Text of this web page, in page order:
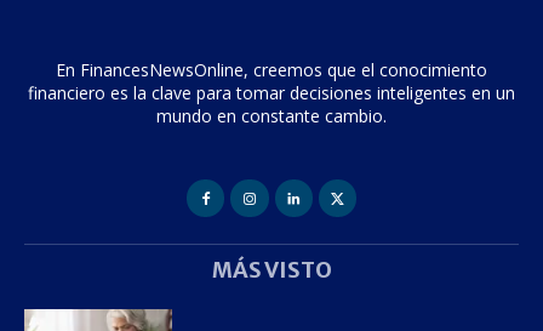
En FinancesNewsOnline, creemos que el conocimiento
financiero es la clave para tomar decisiones inteligentes en un
mundo en constante cambio.
MÁS VISTO